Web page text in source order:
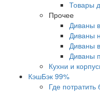
Товары
Прочее
Диваны
Диваны
Диваны
Диваны
Кухни и
КэшБэк 99%
Где потратить